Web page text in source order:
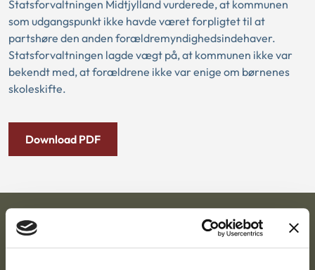
Statsforvaltningen Midtjylland vurderede, at kommunen
som udgangspunkt ikke havde været forpligtet til at
partshøre den anden forældremyndighedsindehaver.
Statsforvaltningen lagde vægt på, at kommunen ikke var
bekendt med, at forældrene ikke var enige om børnenes
skoleskifte.
Download PDF
Ankestyrelsen
Postadresse: